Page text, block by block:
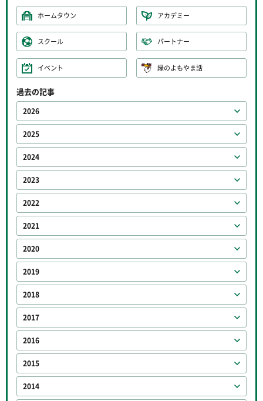
ホームタウン アカデミー
スクール パートナー
イベント 緑のよもやま話
過去の記事
2026
2025
2024
2023
2022
2021
2020
2019
2018
2017
2016
2015
2014